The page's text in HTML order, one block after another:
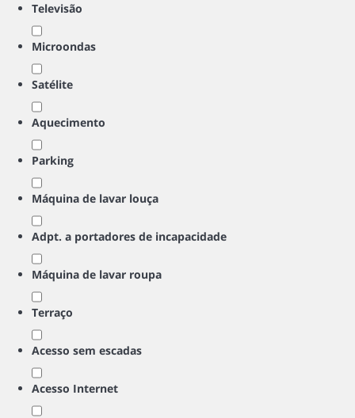
Televisão
Microondas
Satélite
Aquecimento
Parking
Máquina de lavar louça
Adpt. a portadores de incapacidade
Máquina de lavar roupa
Terraço
Acesso sem escadas
Acesso Internet